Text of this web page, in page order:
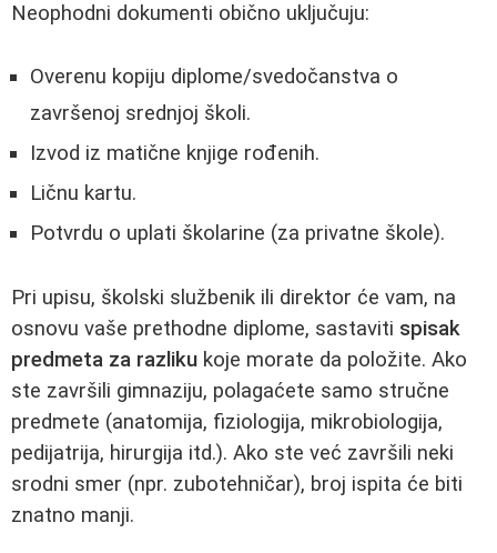
Neophodni dokumenti obično uključuju:
Overenu kopiju diplome/svedočanstva o
završenoj srednjoj školi.
Izvod iz matične knjige rođenih.
Ličnu kartu.
Potvrdu o uplati školarine (za privatne škole).
Pri upisu, školski službenik ili direktor će vam, na
osnovu vaše prethodne diplome, sastaviti spisak
predmeta za razliku koje morate da položite. Ako
ste završili gimnaziju, polagaćete samo stručne
predmete (anatomija, fiziologija, mikrobiologija,
pedijatrija, hirurgija itd.). Ako ste već završili neki
srodni smer (npr. zubotehničar), broj ispita će biti
znatno manji.